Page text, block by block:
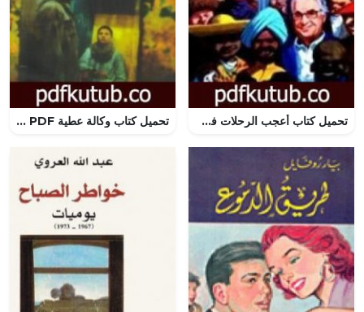
تحميل كتاب أعجب الرحلات في التاريخ 1 PDF تأليف أنيس منصور مجانا [كامل] تحميل كتاب وكالة عطية PDF تأليف خيري شلبي مجانا [كامل]